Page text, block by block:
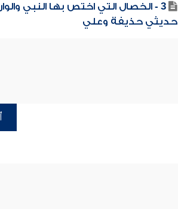
3 - الخصال التي اختص بها النبي
حديثي حذيفة وعلي